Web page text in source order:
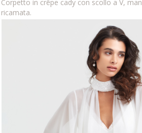
Corpetto in crêpe cady con scollo a V,
ricamata.